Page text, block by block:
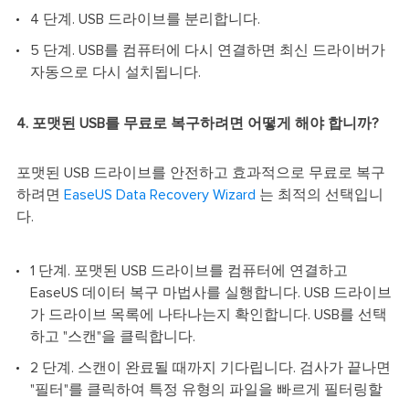
4 단계. USB 드라이브를 분리합니다.
5 단계. USB를 컴퓨터에 다시 연결하면 최신 드라이버가
자동으로 다시 설치됩니다.
4. 포맷된 USB를 무료로 복구하려면 어떻게 해야 합니까?
포맷된 USB 드라이브를 안전하고 효과적으로 무료로 복구
하려면 EaseUS Data Recovery Wizard 는 최적의 선택입니
다.
1 단계. 포맷된 USB 드라이브를 컴퓨터에 연결하고
EaseUS 데이터 복구 마법사를 실행합니다. USB 드라이브
가 드라이브 목록에 나타나는지 확인합니다. USB를 선택
하고 "스캔"을 클릭합니다.
2 단계. 스캔이 완료될 때까지 기다립니다. 검사가 끝나면
"필터"를 클릭하여 특정 유형의 파일을 빠르게 필터링할